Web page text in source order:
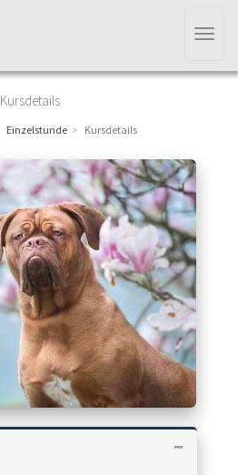
Kursdetails
Einzelstunde Kursdetails